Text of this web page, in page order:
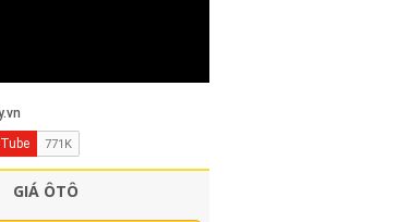
GIÁ ÔTÔ